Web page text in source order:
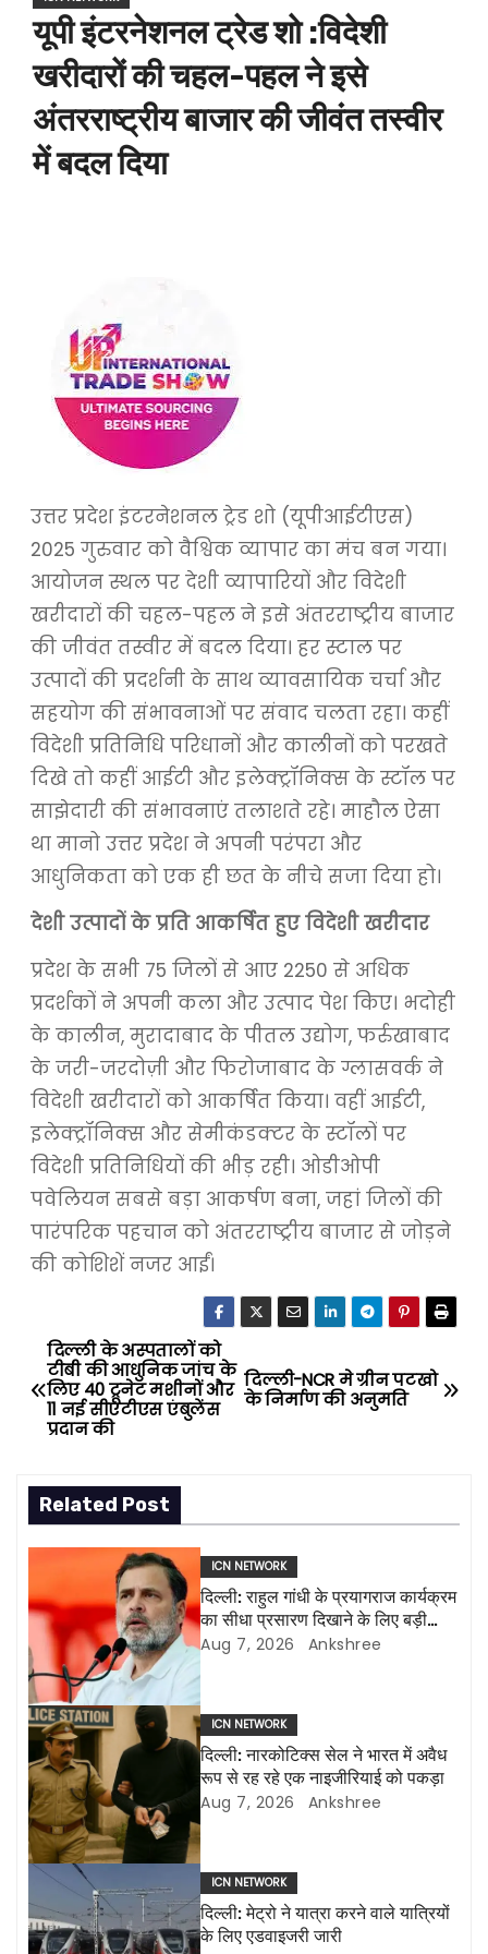
यूपी इंटरनेशनल ट्रेड शो :विदेशी
खरीदारों की चहल-पहल ने इसे
अंतरराष्ट्रीय बाजार की जीवंत तस्वीर
में बदल दिया
उत्तर प्रदेश इंटरनेशनल ट्रेड शो (यूपीआईटीएस)
2025 गुरुवार को वैश्विक व्यापार का मंच बन गया।
आयोजन स्थल पर देशी व्यापारियों और विदेशी
खरीदारों की चहल-पहल ने इसे अंतरराष्ट्रीय बाजार
की जीवंत तस्वीर में बदल दिया। हर स्टाल पर
उत्पादों की प्रदर्शनी के साथ व्यावसायिक चर्चा और
सहयोग की संभावनाओं पर संवाद चलता रहा। कहीं
विदेशी प्रतिनिधि परिधानों और कालीनों को परखते
दिखे तो कहीं आईटी और इलेक्ट्रॉनिक्स के स्टॉल पर
साझेदारी की संभावनाएं तलाशते रहे। माहौल ऐसा
था मानो उत्तर प्रदेश ने अपनी परंपरा और
आधुनिकता को एक ही छत के नीचे सजा दिया हो।
देशी उत्पादों के प्रति आकर्षित हुए विदेशी खरीदार
प्रदेश के सभी 75 जिलों से आए 2250 से अधिक
प्रदर्शकों ने अपनी कला और उत्पाद पेश किए। भदोही
के कालीन, मुरादाबाद के पीतल उद्योग, फर्रुखाबाद
के जरी-जरदोज़ी और फिरोजाबाद के ग्लासवर्क ने
विदेशी खरीदारों को आकर्षित किया। वहीं आईटी,
इलेक्ट्रॉनिक्स और सेमीकंडक्टर के स्टॉलों पर
विदेशी प्रतिनिधियों की भीड़ रही। ओडीओपी
पवेलियन सबसे बड़ा आकर्षण बना, जहां जिलों की
पारंपरिक पहचान को अंतरराष्ट्रीय बाजार से जोड़ने
की कोशिशें नजर आईं।
P
o
t
n
a
v
i
g
a
t
i
o
दिल्ली-NCR मे ग्रीन पटखो
के निर्माण की अनुमति
दिल्ली के अस्पतालों को
टीबी की आधुनिक जांच के
लिए 40 ट्रूनेट मशीनों और
11 नई सीएटीएस एंबुलेंस
प्रदान की
Related Post
ICN NETWORK
दिल्ली: राहुल गांधी के प्रयागराज कार्यक्रम
का सीधा प्रसारण दिखाने के लिए बड़ी
एलईडी स्क्रीन लगाई जाएंगी
Aug 7, 2026 Ankshree
ICN NETWORK
दिल्ली: नारकोटिक्स सेल ने भारत में अवैध
रूप से रह रहे एक नाइजीरियाई को पकड़ा
Aug 7, 2026 Ankshree
ICN NETWORK
दिल्ली: मेट्रो ने यात्रा करने वाले यात्रियों
के लिए एडवाइजरी जारी